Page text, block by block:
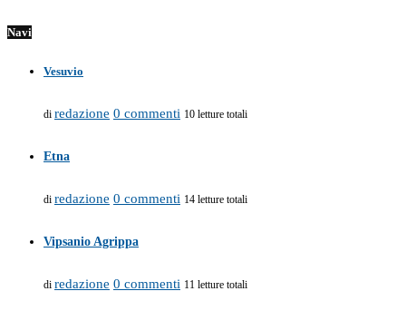
Navi
Vesuvio
di redazione 0 commenti 10 letture totali
Etna
di redazione 0 commenti 14 letture totali
Vipsanio Agrippa
di redazione 0 commenti 11 letture totali